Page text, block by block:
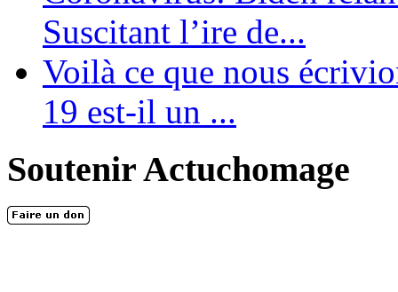
Suscitant l’ire de...
Voilà ce que nous
19 est-il un ...
Soutenir Actuchomage